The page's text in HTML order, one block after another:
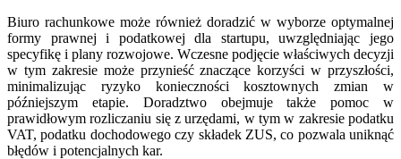
Biuro rachunkowe może również doradzić w wyborze optymalnej
formy prawnej i podatkowej dla startupu, uwzględniając jego
specyfikę i plany rozwojowe. Wczesne podjęcie właściwych decyzji
w tym zakresie może przynieść znaczące korzyści w przyszłości,
minimalizując ryzyko konieczności kosztownych zmian w
późniejszym etapie. Doradztwo obejmuje także pomoc w
prawidłowym rozliczaniu się z urzędami, w tym w zakresie podatku
VAT, podatku dochodowego czy składek ZUS, co pozwala uniknąć
błędów i potencjalnych kar.